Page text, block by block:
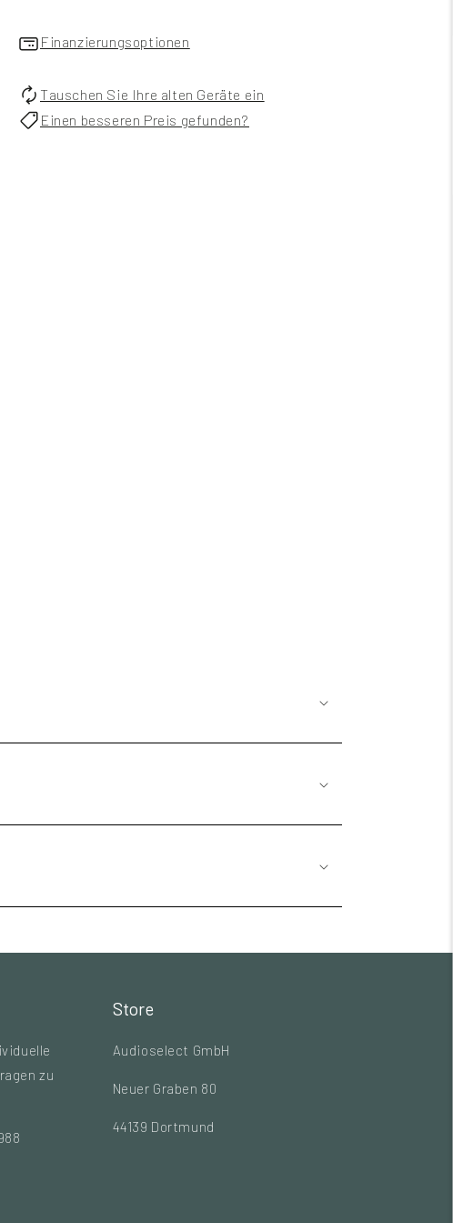
Finanzierungsoptionen
Tauschen Sie Ihre alten Geräte ein
Einen besseren Preis gefunden?
zu
Store
Audioselect GmbH
Neuer Graben 80
44139 Dortmund